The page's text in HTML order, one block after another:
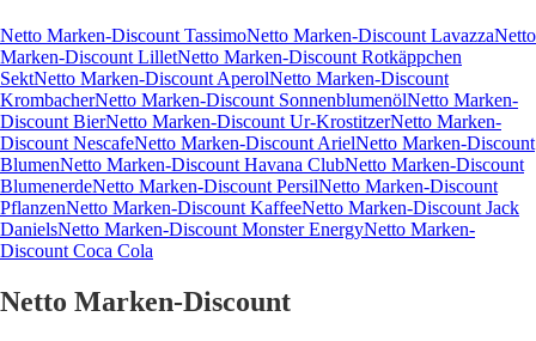
Netto Marken-Discount TassimoNetto Marken-Discount LavazzaNetto
Marken-Discount LilletNetto Marken-Discount Rotkäppchen
SektNetto Marken-Discount AperolNetto Marken-Discount
KrombacherNetto Marken-Discount SonnenblumenölNetto Marken-
Discount BierNetto Marken-Discount Ur-KrostitzerNetto Marken-
Discount NescafeNetto Marken-Discount ArielNetto Marken-Discount
BlumenNetto Marken-Discount Havana ClubNetto Marken-Discount
BlumenerdeNetto Marken-Discount PersilNetto Marken-Discount
PflanzenNetto Marken-Discount KaffeeNetto Marken-Discount Jack
DanielsNetto Marken-Discount Monster EnergyNetto Marken-
Discount Coca Cola
Netto Marken-Discount